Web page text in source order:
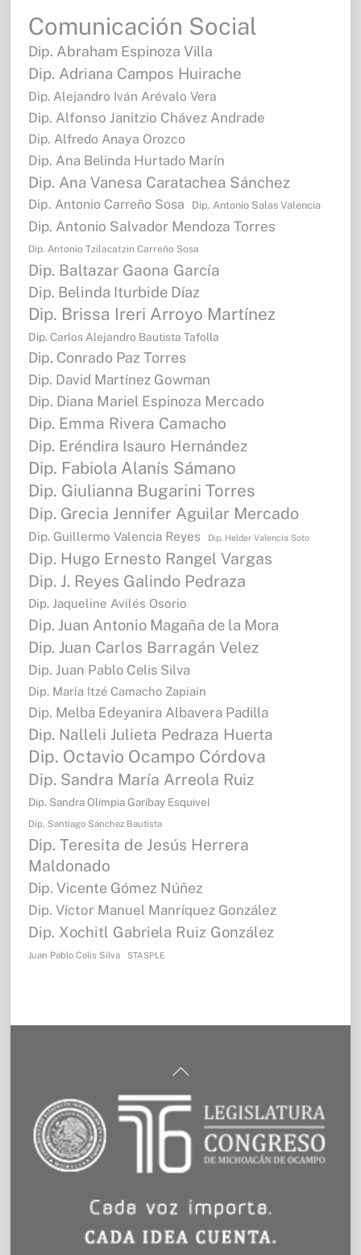
Comunicación Social
Dip. Abraham Espinoza Villa
Dip. Adriana Campos Huirache
Dip. Alejandro Iván Arévalo Vera
Dip. Alfonso Janitzio Chávez Andrade
Dip. Alfredo Anaya Orozco
Dip. Ana Belinda Hurtado Marín
Dip. Ana Vanesa Caratachea Sánchez
Dip. Antonio Carreño Sosa Dip. Antonio Salas Valencia
Dip. Antonio Salvador Mendoza Torres
Dip. Antonio Tzilacatzin Carreño Sosa
Dip. Baltazar Gaona García
Dip. Belinda Iturbide Díaz
Dip. Brissa Ireri Arroyo Martínez
Dip. Carlos Alejandro Bautista Tafolla
Dip. Conrado Paz Torres
Dip. David Martínez Gowman
Dip. Diana Mariel Espinoza Mercado
Dip. Emma Rivera Camacho
Dip. Eréndira Isauro Hernández
Dip. Fabiola Alanís Sámano
Dip. Giulianna Bugarini Torres
Dip. Grecia Jennifer Aguilar Mercado
Dip. Guillermo Valencia Reyes Dip. Helder Valencia Soto
Dip. Hugo Ernesto Rangel Vargas
Dip. J. Reyes Galindo Pedraza
Dip. Jaqueline Avilés Osorio
Dip. Juan Antonio Magaña de la Mora
Dip. Juan Carlos Barragán Velez
Dip. Juan Pablo Celis Silva
Dip. María Itzé Camacho Zapiaín
Dip. Melba Edeyanira Albavera Padilla
Dip. Nalleli Julieta Pedraza Huerta
Dip. Octavio Ocampo Córdova
Dip. Sandra María Arreola Ruiz
Dip. Sandra Olimpia Garibay Esquivel
Dip. Santiago Sánchez Bautista
Dip. Teresita de Jesús Herrera
Maldonado
Dip. Vicente Gómez Núñez
Dip. Víctor Manuel Manríquez González
Dip. Xochitl Gabriela Ruiz González
Juan Pablo Celis Silva STASPLE
Back
Top